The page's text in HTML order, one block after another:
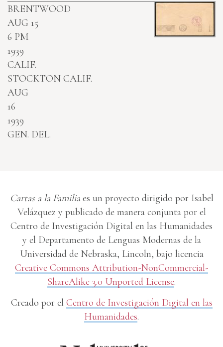
BRENTWOOD
AUG 15
6 PM
1939
CALIF.
STOCKTON CALIF.
AUG
16
1939
GEN. DEL.
Cartas a la Familiaes un proyecto dirigido por Isabel
Velázquez y publicado de manera conjunta por el
Centro de Investigación Digital en las Humanidades
y el Departamento de Lenguas Modernas de la
Universidad de Nebraska, Lincoln, bajo licencia
Creative Commons Attribution-NonCommercial-
ShareAlike 3.0 Unported License.
Creado por el Centro de Investigación Digital en las
Humanidades.